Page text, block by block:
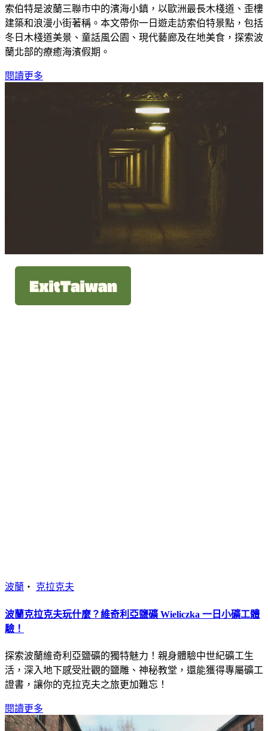
索伯特是波蘭三聯市中的濱海小鎮，以歐洲最長木棧道、歪樓
建築和浪漫小街著稱。本文帶你一日遊走訪索伯特景點，包括
冬日木棧道美景、童話風公園、現代藝廊及在地美食，探索波
蘭北部的療癒海濱假期。
閱讀更多
波蘭 ・ 克拉克夫
波蘭克拉克夫玩什麼？維奇利亞鹽礦 Wieliczka 一日小礦工體
驗！
探索波蘭維奇利亞鹽礦的獨特魅力！親身體驗中世紀礦工生
活，深入地下感受壯觀的鹽雕、神秘教堂，還能獲得專屬礦工
證書，讓你的克拉克夫之旅更加難忘！
閱讀更多